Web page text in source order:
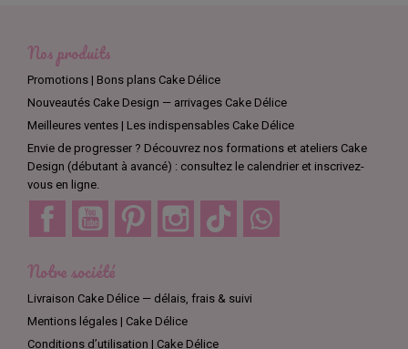
Nos produits
Promotions | Bons plans Cake Délice
Nouveautés Cake Design — arrivages Cake Délice
Meilleures ventes | Les indispensables Cake Délice
Envie de progresser ? Découvrez nos formations et ateliers Cake
Design (débutant à avancé) : consultez le calendrier et inscrivez-
vous en ligne.
Facebook YouTube Pinterest Instagram TikTok
Notre société
Livraison Cake Délice — délais, frais & suivi
Mentions légales | Cake Délice
Conditions d’utilisation | Cake Délice